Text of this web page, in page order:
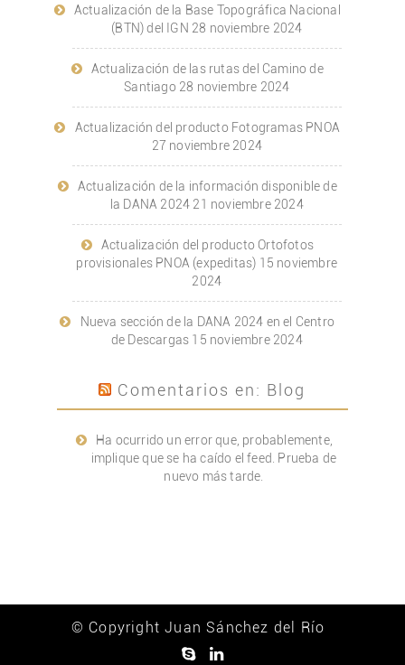
Actualización de la Base Topográfica Nacional
(BTN) del IGN 28 noviembre 2024
Actualización de las rutas del Camino de
Santiago 28 noviembre 2024
Actualización del producto Fotogramas PNOA
27 noviembre 2024
Actualización de la información disponible de
la DANA 2024 21 noviembre 2024
Actualización del producto Ortofotos
provisionales PNOA (expeditas) 15 noviembre
2024
Nueva sección de la DANA 2024 en el Centro
de Descargas 15 noviembre 2024
Comentarios en: Blog
Ha ocurrido un error que, probablemente,
implique que se ha caído el feed. Prueba de
nuevo más tarde.
© Copyright Juan Sánchez del Río